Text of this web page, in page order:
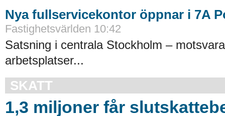
Nya fullservicekontor öppnar i 7A
Fastighetsvärlden 10:42
Satsning i centrala Stockholm –
arbetsplatser...
SKATT
1,3 miljoner får